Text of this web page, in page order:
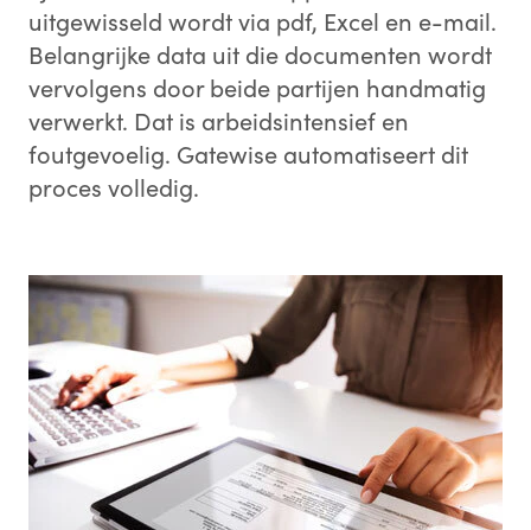
uitgewisseld wordt via pdf, Excel en e-mail.
Belangrijke data uit die documenten wordt
vervolgens door beide partijen handmatig
verwerkt. Dat is arbeidsintensief en
foutgevoelig. Gatewise automatiseert dit
proces volledig.